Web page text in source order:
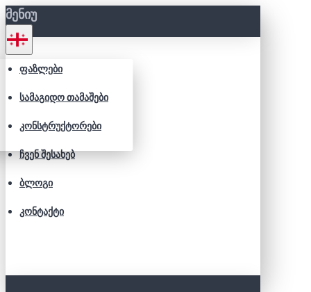
ᲛᲔᲜᲘᲣ
ᲤᲐᲖᲚᲔᲑᲘ
ᲡᲐᲛᲐᲒᲘᲓᲝ ᲗᲐᲛᲐᲨᲔᲑᲘ
ᲙᲝᲜᲡᲢᲠᲣᲥᲢᲝᲠᲔᲑᲘ
ᲩᲕᲔᲜ ᲨᲔᲡᲐᲮᲔᲑ
ᲑᲚᲝᲒᲘ
ᲙᲝᲜᲢᲐᲥᲢᲘ